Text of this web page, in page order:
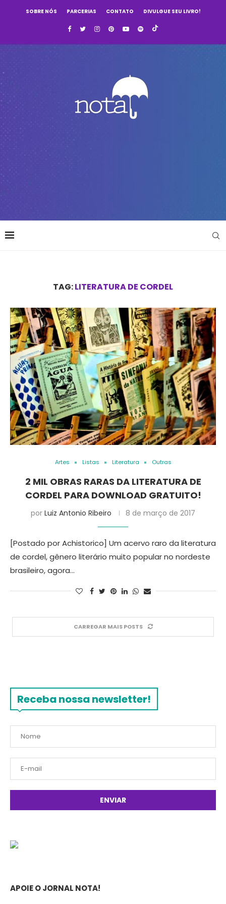
SOBRE NÓS PARCERIAS CONTATO DIVULGUE SEU LIVRO!
TAG:LITERATURA DE CORDEL
Artes Listas Literatura Outras
2 MIL OBRAS RARAS DA LITERATURA DE
CORDEL PARA DOWNLOAD GRATUITO!
por Luiz Antonio Ribeiro 8 de março de 2017
[Postado por Achistorico] Um acervo raro da literatura
de cordel, gênero literário muito popular no nordeste
brasileiro, agora…
CARREGAR MAIS POSTS
Receba nossa newsletter!
APOIE O JORNAL NOTA!